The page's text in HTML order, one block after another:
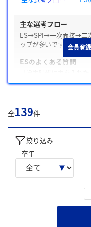
主な選考フロー
ES→SPI→一次面接→二
ップが多いです。
ESのよくある質問
す。
テストがある場合とな
面接の特徴
面接は穏やかな雰囲気で
れたこと」についてよく
内定承諾と辞退
内定承諾した学生は、
は「専門性とのギャッ
会員登
全139件
絞り込み
卒年